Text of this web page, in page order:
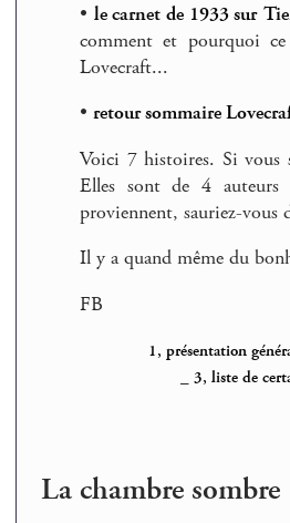
• le carnet de 1933 sur
comment et pourquoi
Lovecraft...
• retour sommaire
Voici 7 histoires. Si vous
Elles sont de 4 auteurs
proviennent, sauriez-vous
Il y a quand même du
FB
1, présentation
_3, liste de
La chambre sombre